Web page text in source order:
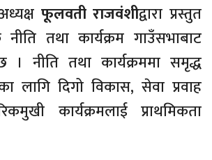
फूलवती राजवंशीद्वारा प्रस्तुत
नीति तथा कार्यक्रम गाउँसभाबाट
। नीति तथा कार्यक्रममा समृद्ध
लागि दिगो विकास, सेवा प्रवाह
कार्यक्रमलाई प्राथमिकता